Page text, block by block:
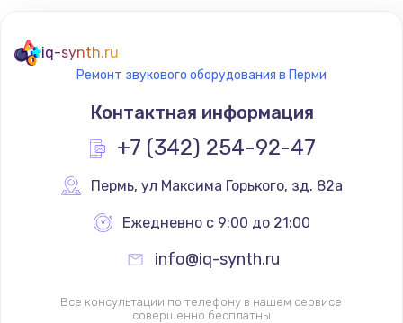
Не видит флешку
400 руб.
Заказать
Не реагирует на кнопки
700 руб.
Заказать
Не сопряжается с устройством
iq-synth.ru
Ремонт звукового оборудования в Перми
Контактная информация
+7 (342) 254-92-47
Пермь, ул Максима Горького, зд. 82а
Ежедневно с 9:00 до 21:00
info@iq-synth.ru
Все консультации по телефону в нашем сервисе
совершенно бесплатны